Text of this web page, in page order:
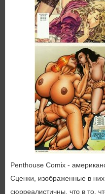
Penthouse Comix -
Сценки, изображенные в
сюрреалистичны, что в то,